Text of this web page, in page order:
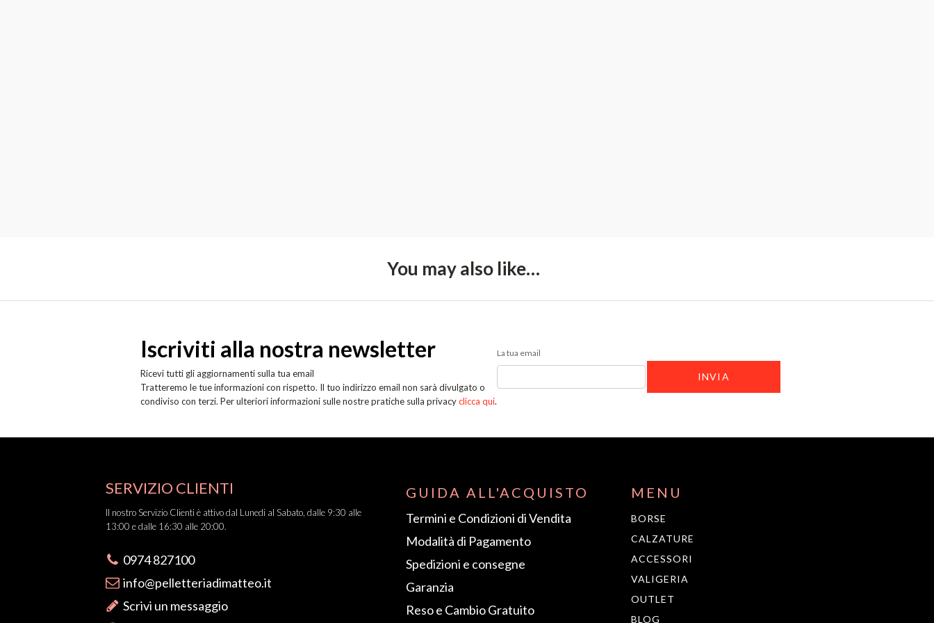
You may also like…
Iscriviti alla nostra newsletter
Ricevi tutti gli aggiornamenti sulla tua email
Tratteremo le tue informazioni con rispetto. Il tuo indirizzo email non sarà divulgato o
condiviso con terzi. Per ulteriori informazioni sulle nostre pratiche sulla privacyclicca qui.
La tua email
SERVIZIO CLIENTI
Il nostro Servizio Clienti è attivo dal Lunedi al Sabato, dalle 9:30 alle
13:00 e dalle 16:30 alle 20:00.
0974 827100
info@pelletteriadimatteo.it
Scrivi un messaggio
GUIDA ALL'ACQUISTO
Termini e Condizioni di Vendita
Modalità di Pagamento
Spedizioni e consegne
Garanzia
Reso e Cambio Gratuito
MENU
BORSE
CALZATURE
ACCESSORI
VALIGERIA
OUTLET
BLOG